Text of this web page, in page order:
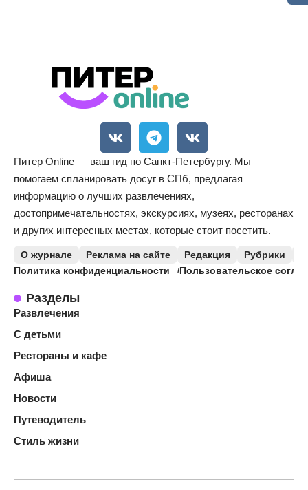
Питер Online — ваш гид по Санкт-Петербургу. Мы
помогаем спланировать досуг в СПб, предлагая
информацию о лучших развлечениях,
достопримечательностях, экскурсиях, музеях, ресторанах
и других интересных местах, которые стоит посетить.
О журнале Реклама на сайте Редакция Рубрики
Политика конфиденциальности
Пользовательское
Разделы
Развлечения
С детьми
Рестораны и кафе
Афиша
Новости
Путеводитель
Стиль жизни